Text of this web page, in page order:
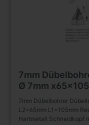
7mm
Ø 7mm
Schaft 10mm
7mm Dübelbohrer
L2=65mm L1=105mm
Hartmetall Schneidkopf